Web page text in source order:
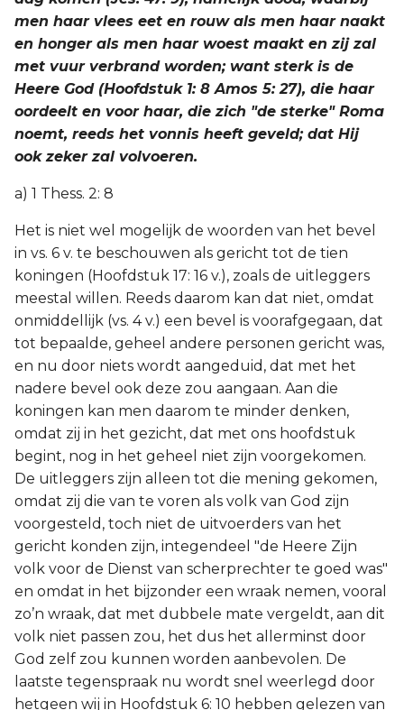
men haar vlees eet en rouw als men haar naakt
en honger als men haar woest maakt en zij zal
met vuur verbrand worden; want sterk is de
Heere God (Hoofdstuk 1: 8 Amos 5: 27), die haar
oordeelt en voor haar, die zich "de sterke" Roma
noemt, reeds het vonnis heeft geveld; dat Hij
ook zeker zal volvoeren.
a) 1 Thess. 2: 8
Het is niet wel mogelijk de woorden van het bevel
in vs. 6 v. te beschouwen als gericht tot de tien
koningen (Hoofdstuk 17: 16 v.), zoals de uitleggers
meestal willen. Reeds daarom kan dat niet, omdat
onmiddellijk (vs. 4 v.) een bevel is voorafgegaan, dat
tot bepaalde, geheel andere personen gericht was,
en nu door niets wordt aangeduid, dat met het
nadere bevel ook deze zou aangaan. Aan die
koningen kan men daarom te minder denken,
omdat zij in het gezicht, dat met ons hoofdstuk
begint, nog in het geheel niet zijn voorgekomen.
De uitleggers zijn alleen tot die mening gekomen,
omdat zij die van te voren als volk van God zijn
voorgesteld, toch niet de uitvoerders van het
gericht konden zijn, integendeel "de Heere Zijn
volk voor de Dienst van scherprechter te goed was"
en omdat in het bijzonder een wraak nemen, vooral
zo’n wraak, dat met dubbele mate vergeldt, aan dit
volk niet passen zou, het dus het allerminst door
God zelf zou kunnen worden aanbevolen. De
laatste tegenspraak nu wordt snel weerlegd door
hetgeen wij in Hoofdstuk 6: 10 hebben gelezen van